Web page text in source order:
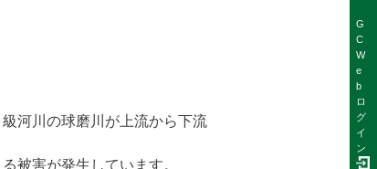
G
C
W
e
b
ロ
グ
イ
ン
河川の球磨川が上流から下流
被害が発生しています。